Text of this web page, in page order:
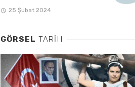
25 Şubat 2024
GÖRSEL TARIH